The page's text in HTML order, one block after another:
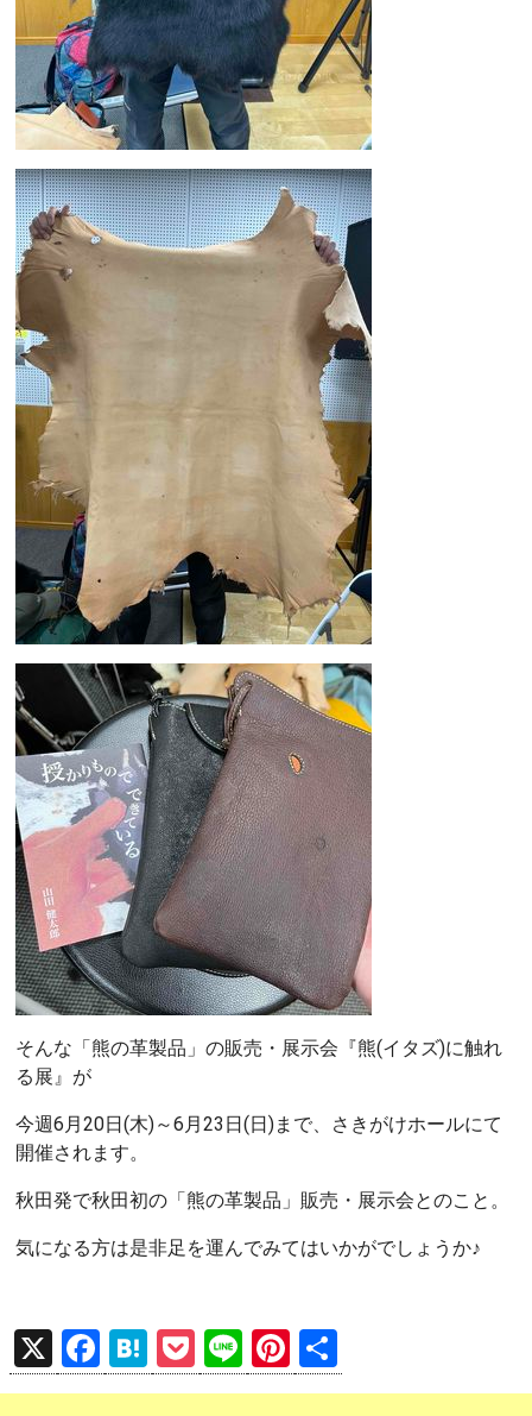
そんな「熊の革製品」の販売・展示会『熊(イタズ)に触れ
る展』が
今週6月20日(木)～6月23日(日)まで、さきがけホールにて
開催されます。
秋田発で秋田初の「熊の革製品」販売・展示会とのこと。
気になる方は是非足を運んでみてはいかがでしょうか♪
X
F
a
H
at
P
o
Li
n
Pi
nt 有